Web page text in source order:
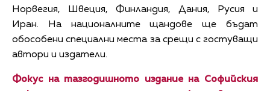
Норвегия, Швеция, Финландия, Дания, Русия и
Иран. На националните щандове ще бъдат
обособени специални места за срещи с гостуващи
автори и издатели.
Фокус на тазгодишното издание на Софийския